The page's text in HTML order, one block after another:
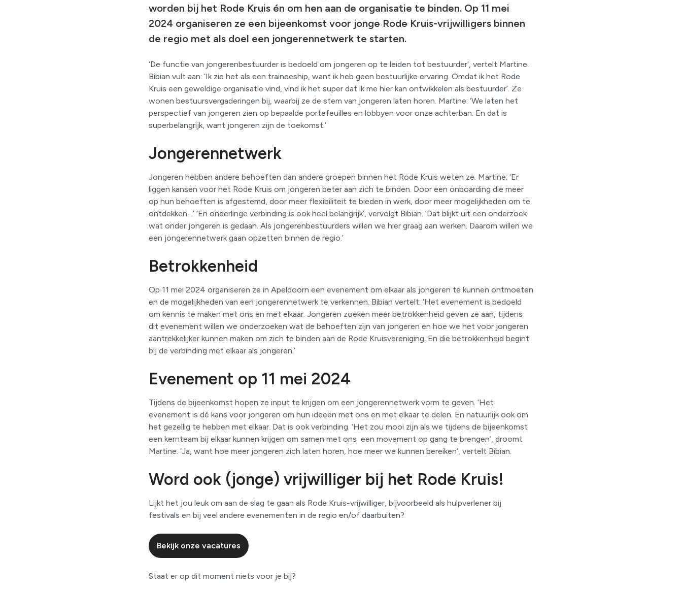
worden bij het Rode Kruis én om hen aan de organisatie te binden. Op 11 mei
2024 organiseren ze een bijeenkomst voor jonge Rode Kruis-vrijwilligers binnen
de regio met als doel een jongerennetwerk te starten.
‘De functie van jongerenbestuurder is bedoeld om jongeren op te leiden tot bestuurder’, vertelt Martine.
Bibian vult aan: ‘Ik zie het als een traineeship, want ik heb geen bestuurlijke ervaring. Omdat ik het Rode
Kruis een geweldige organisatie vind, vind ik het super dat ik me hier kan ontwikkelen als bestuurder’. Ze
wonen bestuursvergaderingen bij, waarbij ze de stem van jongeren laten horen. Martine: ‘We laten het
perspectief van jongeren zien op bepaalde portefeuilles en lobbyen voor onze achterban. En dat is
superbelangrijk, want jongeren zijn de toekomst.’
Jongerennetwerk
Jongeren hebben andere behoeften dan andere groepen binnen het Rode Kruis weten ze. Martine: ‘Er
liggen kansen voor het Rode Kruis om jongeren beter aan zich te binden. Door een onboarding die meer
op hun behoeften is afgestemd, door meer flexibiliteit te bieden in werk, door meer mogelijkheden om te
ontdekken…’ ‘En onderlinge verbinding is ook heel belangrijk’, vervolgt Bibian. ‘Dat blijkt uit een onderzoek
wat onder jongeren is gedaan. Als jongerenbestuurders willen we hier graag aan werken. Daarom willen we
een jongerennetwerk gaan opzetten binnen de regio.’
Betrokkenheid
Op 11 mei 2024 organiseren ze in Apeldoorn een evenement om elkaar als jongeren te kunnen ontmoeten
en de mogelijkheden van een jongerennetwerk te verkennen. Bibian vertelt: ‘Het evenement is bedoeld
om kennis te maken met ons en met elkaar. Jongeren zoeken meer betrokkenheid geven ze aan, tijdens
dit evenement willen we onderzoeken wat de behoeften zijn van jongeren en hoe we het voor jongeren
aantrekkelijker kunnen maken om zich te binden aan de Rode Kruisvereniging. En die betrokkenheid begint
bij de verbinding met elkaar als jongeren.’
Evenement op 11 mei 2024
Tijdens de bijeenkomst hopen ze input te krijgen om een jongerennetwerk vorm te geven. ‘Het
evenement is dé kans voor jongeren om hun ideeën met ons en met elkaar te delen. En natuurlijk ook om
het gezellig te hebben met elkaar. Dat is ook verbinding. ‘Het zou mooi zijn als we tijdens de bijeenkomst
een kernteam bij elkaar kunnen krijgen om samen met ons een movement op gang te brengen’, droomt
Martine. ‘Ja, want hoe meer jongeren zich laten horen, hoe meer we kunnen bereiken’, vertelt Bibian.
Word ook (jonge) vrijwilliger bij het Rode Kruis!
Lijkt het jou leuk om aan de slag te gaan als Rode Kruis-vrijwilliger, bijvoorbeeld als hulpverlener bij
festivals en bij veel andere evenementen in de regio en/of daarbuiten?
Bekijk onze vacatures
Staat er op dit moment niets voor je bij?